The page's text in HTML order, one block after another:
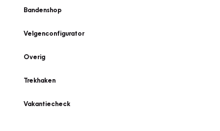
Bandenshop
Velgenconfigurator
Overig
Trekhaken
Vakantiecheck